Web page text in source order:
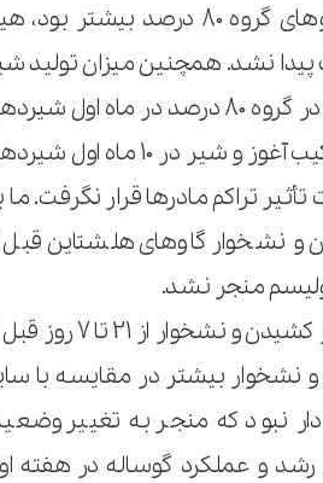
بین 14 روز قبل تا زمان زایش داشتند. سطح کلسیم برای گاوهای گروه 80 درصد
نشد. همچنین میزان تولید
تصحیح شده با چربی 5/3 درصد و شیر تصحیح شده با انرژی در گروه 80 درصد در ماه
بیشتر بود. هیچ تفاوت قابل مشاهده دیگری در عملکرد و ترکیب آغوز و شیر در 10
تراکم مادرها قرار نگرفت. ما
و نشخوار گاوهای هلشتاین قبل
منجر نشد.
این مطالعه نشان داد که تراکم جایگاه قبل از زایمان بر زمان دراز کشیدن و
درصد تراکم زمان خواب و نشخوار بیشتر در مقایسه با
دار نبود که منجر به تغییر
رشد و عملکرد گوساله در هفته